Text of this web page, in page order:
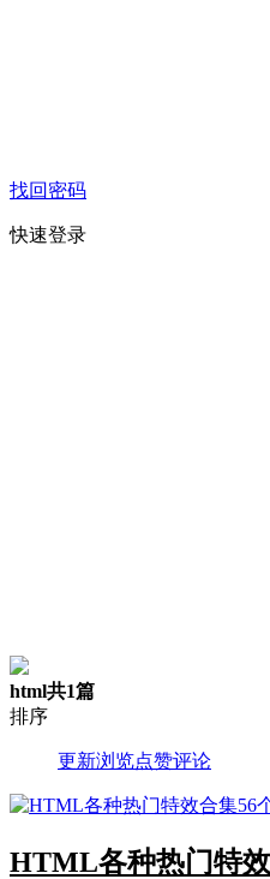
找回密码
快速登录
html共1篇
排序
更新浏览点赞评论
HTML各种热门特